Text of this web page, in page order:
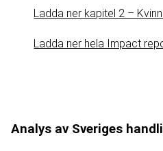
Ladda ner kapitel 2 –
Ladda ner hela Impact
Analys av Sveriges